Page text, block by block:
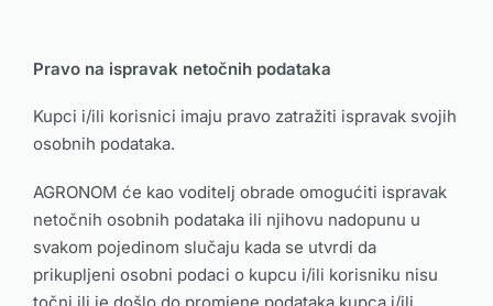
Pravo na ispravak netočnih podataka
Kupci i/ili korisnici imaju pravo zatražiti ispravak svojih
osobnih podataka.
AGRONOM će kao voditelj obrade omogućiti ispravak
netočnih osobnih podataka ili njihovu nadopunu u
svakom pojedinom slučaju kada se utvrdi da
prikupljeni osobni podaci o kupcu i/ili korisniku nisu